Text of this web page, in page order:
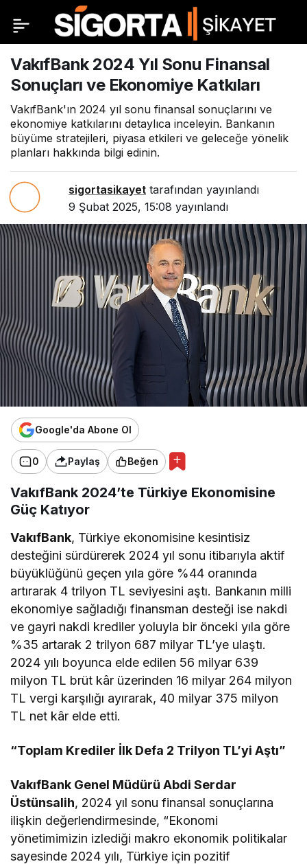
VakıfBank 2024 Yıl Sonu Finansal
Sonuçları ve Ekonomiye Katkıları
VakıfBank'ın 2024 yıl sonu finansal sonuçlarını ve
ekonomiye katkılarını detaylıca inceleyin. Bankanın
büyüme stratejileri, piyasa etkileri ve geleceğe yönelik
planları hakkında bilgi edinin.
sigortasikayet tarafından yayınlandı
9 Şubat 2025, 15:08 yayınlandı
Google'da Abone Ol
0 Paylaş Beğen
VakıfBank 2024’te Türkiye Ekonomisine
Güç Katıyor
VakıfBank, Türkiye ekonomisine kesintisiz
desteğini sürdürerek 2024 yıl sonu itibarıyla aktif
büyüklüğünü geçen yıla göre %44 oranında
artırarak 4 trilyon TL seviyesini aştı. Bankanın milli
ekonomiye sağladığı finansman desteği ise nakdi
ve gayri nakdi krediler yoluyla bir önceki yıla göre
%35 artarak 2 trilyon 687 milyar TL’ye ulaştı.
2024 yılı boyunca elde edilen 56 milyar 639
milyon TL brüt kâr üzerinden 16 milyar 264 milyon
TL vergi karşılığı ayırarak, 40 milyar 375 milyon
TL net kâr elde etti.
“Toplam Krediler İlk Defa 2 Trilyon TL’yi Aştı”
VakıfBank Genel Müdürü Abdi Serdar
Üstünsalih, 2024 yıl sonu finansal sonuçlarına
ilişkin değerlendirmesinde, “Ekonomi
yönetimimizin izlediği makro ekonomik politikalar
sayesinde 2024 yılı, Türkiye için pozitif